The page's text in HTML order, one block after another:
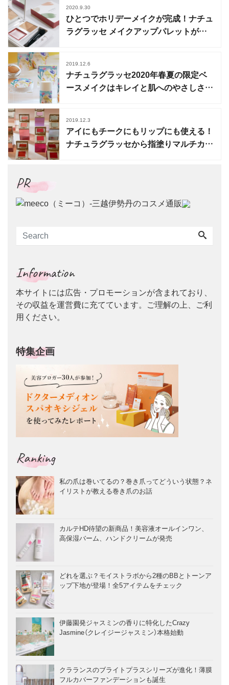
2020.9.30
ひとつでホリデーメイクが完成！ナチュ
ラグラッセ メイクアップパレットが限
2019.12.6
ナチュラグラッセ2020年春夏の限定ベ
ースメイクはキレイと肌へのやさしさが
2019.12.3
アイにもチークにもリップにも使える！
ナチュラグラッセから指塗りマルチカラ
PR
Information
本サイトには広告・プロモーションが含まれており、
その収益を運営費に充てています。ご理解の上、ご利
用ください。
特集企画
Ranking
私の爪は巻いてるの？巻き爪ってどういう状態？ネ
イリストが教える巻き爪のお話
カルテHD待望の新商品！美容液オールインワン、
高保湿バーム、ハンドクリームが発売
どれを選ぶ？モイストラボから2種のBBとトーンア
ップ下地が登場！全5アイテムをチェック
伊藤園発ジャスミンの香りに特化したCrazy
Jasmine（クレイジージャスミン）本格始動
クラランスのブライトプラスシリーズが進化！薄膜
フルカバーファンデーションも誕生